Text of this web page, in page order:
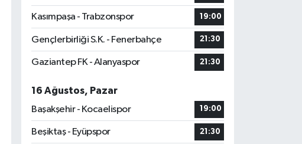
Kasımpaşa - Trabzonspor 19:00
Gençlerbirliği S.K. - Fenerbahçe 21:30
Gaziantep FK - Alanyaspor 21:30
16 Ağustos, Pazar
Başakşehir - Kocaelispor
19:00
Beşiktaş - Eyüpspor 21:30